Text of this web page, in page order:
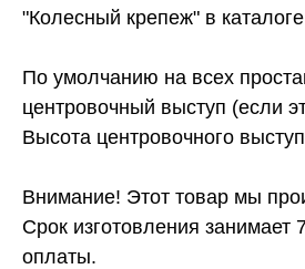
"Колесный крепеж" в
По умолчанию на всех
центровочный выступ (если
Высота центровочного
Внимание! Этот товар мы
Срок изготовления занимает
оплаты.